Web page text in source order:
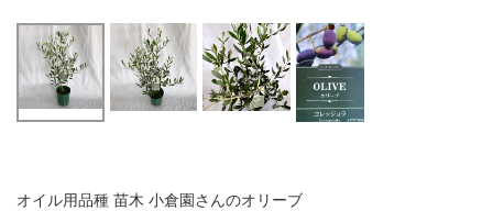
オイル用品種 苗木 小倉園さんのオリーブ